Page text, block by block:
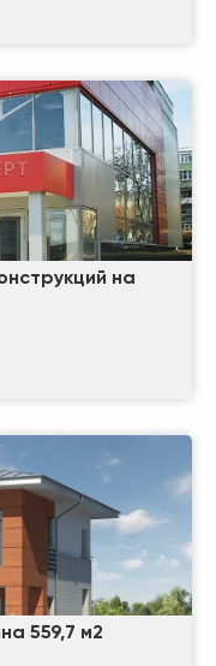
на
559,7 м2